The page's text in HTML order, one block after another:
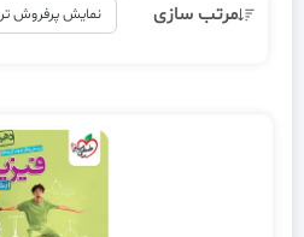
مرتب سازی